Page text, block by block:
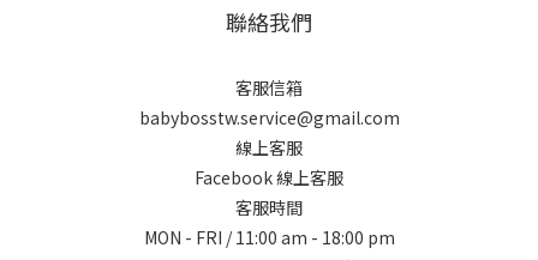
聯絡我們
客服信箱
babybosstw.service@gmail.com
線上客服
Facebook 線上客服
客服時間
MON - FRI / 11:00 am - 18:00 pm